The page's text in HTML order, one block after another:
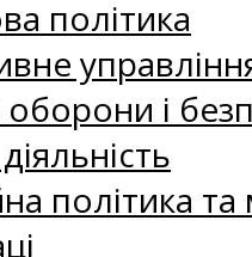
політика
оборони і
політика